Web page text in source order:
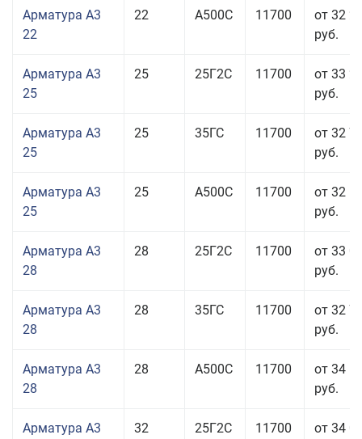
Арматура А3
22
22 А500С 11700
от 32
руб.
Арматура А3
25
25 25Г2С 11700
от 33
руб.
Арматура А3
25
25 35ГС 11700
от 32
руб.
Арматура А3
25
25 А500С 11700
от 32
руб.
Арматура А3
28
28 25Г2С 11700
от 33
руб.
Арматура А3
28
28 35ГС 11700
от 32
руб.
Арматура А3
28
28 А500С 11700
от 34
руб.
Арматура А3
32 25Г2С 11700
от 34